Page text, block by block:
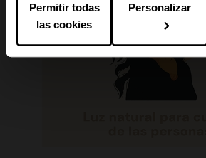
Permitir todas
las cookies
Personalizar